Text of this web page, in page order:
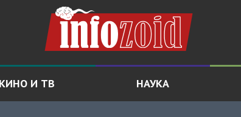
КИНО И ТВ НАУКА